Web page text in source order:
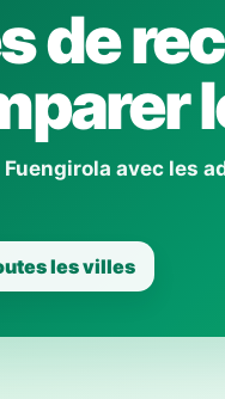
de
avec les
les villes